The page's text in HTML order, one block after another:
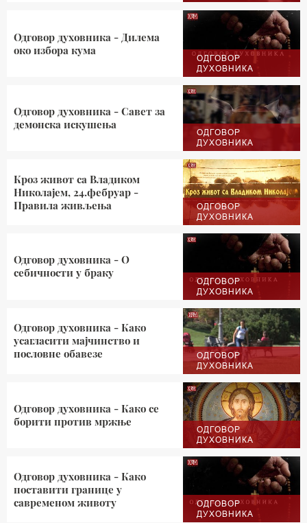
ОДГОВОР
ДУХОВНИКА
Одговор духовника - Дилема
око избора кума
ОДГОВОР
ДУХОВНИКА
Одговор духовника - Савет за
демонска искушења
ОДГОВОР
ДУХОВНИКА
Кроз живот са Владиком
Николајем, 24.фебруар -
Правила живљења
ОДГОВОР
ДУХОВНИКА
Одговор духовника - О
себичности у браку
ОДГОВОР
ДУХОВНИКА
Одговор духовника - Како
усагласити мајчинство и
пословне обавезе
ОДГОВОР
ДУХОВНИКА
Одговор духовника - Како се
борити против мржње
ОДГОВОР
ДУХОВНИКА
Одговор духовника - Како
поставити границе у
савременом животу